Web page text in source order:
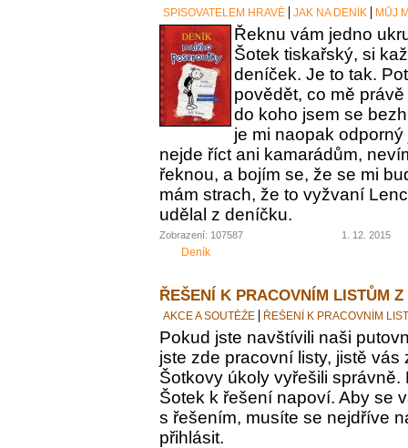
SPISOVATELEM HRAVĚ JAK NA DENÍK MŮJ
Řeknu vám jedno
Šotek tiskařský, si
deníček. Je to tak.
povědět, co mě
do koho jsem se
je mi naopak
nejde říct ani kamarádům,
řeknou, a bojím se, že se mi
mám strach, že to vyžvaní
udělal z deníčku.
Zobrazení: 107587 1. 12. 2015
Deník
ŘEŠENÍ K PRACOVNÍM LISTŮM Z
AKCE A SOUTĚŽE ŘEŠENÍ K PRACOVNÍM
Pokud jste navštívili naši
jste zde pracovní listy, jistě vás
Šotkovy úkoly vyřešili
Šotek k řešení napoví. Aby se
s řešením, musíte se nejdříve
přihlásit.